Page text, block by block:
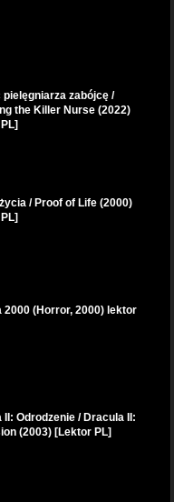
pielęgniarza zabójcę /
the Killer Nurse (2022)
/ Proof of Life (2000)
2000 (Horror, 2000) lektor
II: Odrodzenie / Dracula II:
(2003) [Lektor PL]